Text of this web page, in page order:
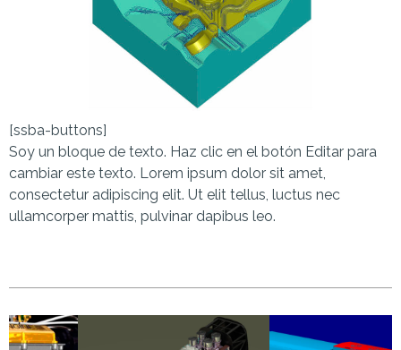
[ssba-buttons]
Soy un bloque de texto. Haz clic en el botón Editar para
cambiar este texto. Lorem ipsum dolor sit amet,
consectetur adipiscing elit. Ut elit tellus, luctus nec
ullamcorper mattis, pulvinar dapibus leo.